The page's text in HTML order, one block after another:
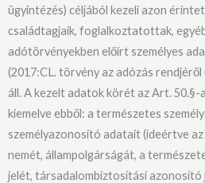
ügyintézés) céljából kezeli azon
családtagjaik, foglalkoztatottak,
adótörvényekben előírt személyes
(2017:CL. törvény az adózás
áll. A kezelt adatok körét az Art. 50.§-
kiemelve ebből: a természetes
személyazonosító adatait (ideértve
nemét, állampolgárságát, a
jelét, társadalombiztosítási azonosító